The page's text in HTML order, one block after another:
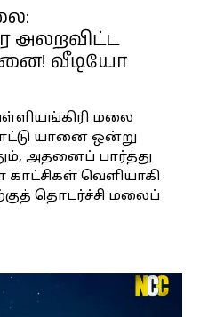
அலறவிட்ட
வீடியோ
மலை
யானை ஒன்று
அதனைப் பார்த்து
வெளியாகி
தொடர்ச்சி மலைப்